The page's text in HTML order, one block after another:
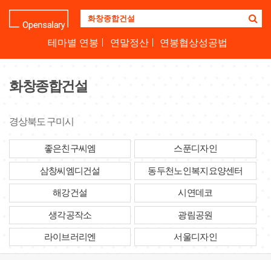
업
명
하
테마별 연봉 연말정산 연봉협상성공법
화창종합건설
경상북도 구미시
좋은친구씨엠 스푼디자인
삼창씨엠디건설 동두천노인복지요양센터
해강건설 시연데코
생각공작소 광림공원
라이브러리엔 서울디자인